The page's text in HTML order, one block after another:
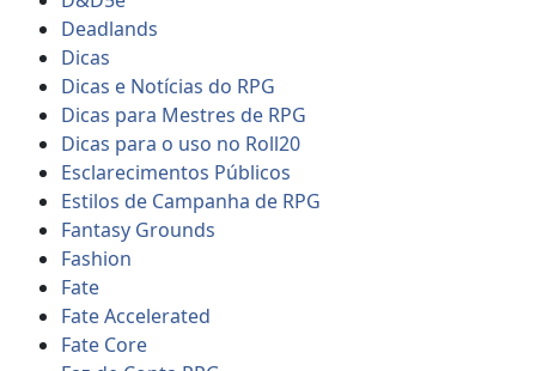
Deadlands
Dicas
Dicas e Notícias do RPG
Dicas para Mestres de RPG
Dicas para o uso no Roll20
Esclarecimentos Públicos
Estilos de Campanha de RPG
Fantasy Grounds
Fashion
Fate
Fate Accelerated
Fate Core